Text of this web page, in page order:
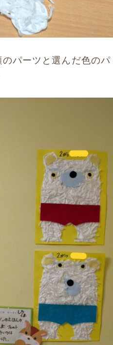
パーツと選んだ色のパ